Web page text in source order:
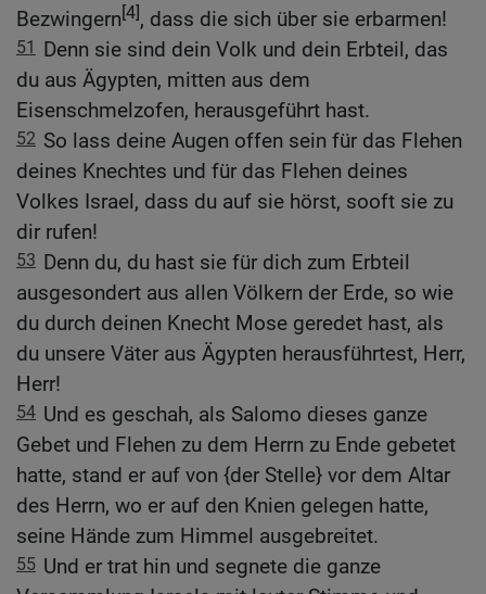
Bezwingern[4], dass die sich über sie erbarmen!
51
Denn sie sind dein Volk und dein Erbteil, das
du aus Ägypten, mitten aus dem
Eisenschmelzofen, herausgeführt hast.
52 So lass deine Augen offen sein für das Flehen
deines Knechtes und für das Flehen deines
Volkes Israel, dass du auf sie hörst, sooft sie zu
dir rufen!
53 Denn du, du hast sie für dich zum Erbteil
ausgesondert aus allen Völkern der Erde, so wie
du durch deinen Knecht Mose geredet hast, als
du unsere Väter aus Ägypten herausführtest, Herr,
Herr!
54 Und es geschah, als Salomo dieses ganze
Gebet und Flehen zu dem Herrn zu Ende gebetet
hatte, stand er auf von {der Stelle} vor dem Altar
des Herrn, wo er auf den Knien gelegen hatte,
seine Hände zum Himmel ausgebreitet.
55 Und er trat hin und segnete die ganze